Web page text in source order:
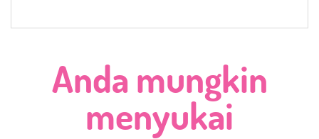
Anda mungkin
menyukai